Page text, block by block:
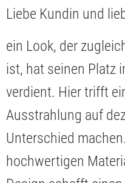
Liebe Kundin und
ein Look, der
ist, hat seinen Platz
verdient. Hier trifft
Ausstrahlung auf
Unterschied
hochwertigen